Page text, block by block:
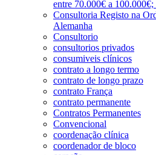
entre 70.000€ a
Consultoria Registo na
Alemanha
Consultorio
consultorios privados
consumiveis clínicos
contrato a longo termo
contrato de longo prazo
contrato França
contrato permanente
Contratos Permanentes
Convencional
coordenação clínica
coordenador de bloco